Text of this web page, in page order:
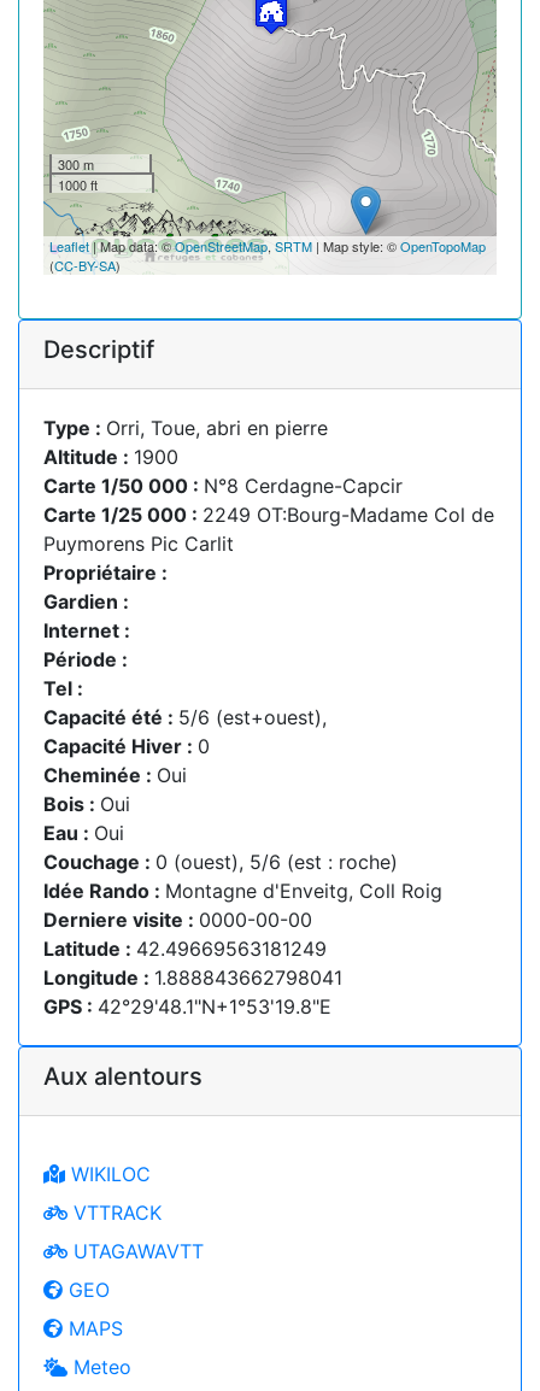
300 m
1000 ft
Leaflet| Map data: ©OpenStreetMap, SRTM | Map style: ©OpenTopoMap
(CC-BY-SA)
Descriptif
Type : Orri, Toue, abri en pierre
Altitude : 1900
Carte 1/50 000 : N°8 Cerdagne-Capcir
Carte 1/25 000 : 2249 OT:Bourg-Madame Col de
Puymorens Pic Carlit
Propriétaire :
Gardien :
Internet :
Période :
Tel :
Capacité été : 5/6 (est+ouest),
Capacité Hiver : 0
Cheminée : Oui
Bois : Oui
Eau : Oui
Couchage : 0 (ouest), 5/6 (est : roche)
Idée Rando : Montagne d'Enveitg, Coll Roig
Derniere visite : 0000-00-00
Latitude : 42.49669563181249
Longitude : 1.888843662798041
GPS : 42°29'48.1"N+1°53'19.8"E
Aux alentours
WIKILOC
VTTRACK
UTAGAWAVTT
GEO
MAPS
Meteo